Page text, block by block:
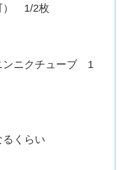
） 1/2枚
ンニクチューブ 1
くらい